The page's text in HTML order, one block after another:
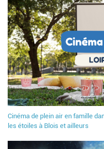
Cinéma de plein air en famille
les étoiles à Blois et ailleurs